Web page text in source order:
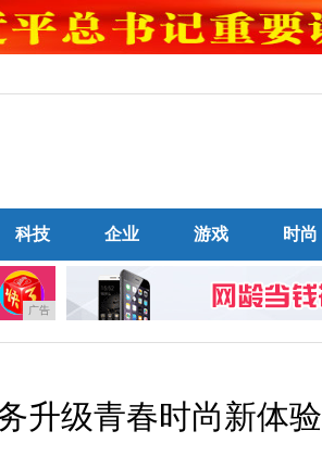
科技 企业 游戏 时尚
广告
升级青春时尚新体验